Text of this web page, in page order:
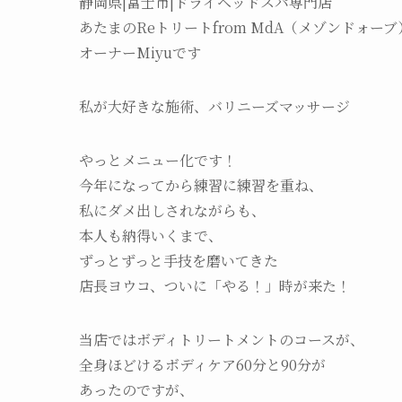
あたまのReトリートfrom MdA（メゾンドォーブ
オーナーMiyuです
私が大好きな施術、バリニーズマッサージ
やっとメニュー化です！
今年になってから練習に練習を重ね、
私にダメ出しされながらも、
本人も納得いくまで、
ずっとずっと手技を磨いてきた
店長ヨウコ、ついに「やる！」時が来た！
当店ではボディトリートメントのコースが、
全身ほどけるボディケア60分と90分が
あったのですが、